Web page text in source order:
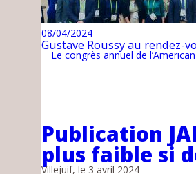
08/04/2024
Gustave Roussy au rendez-
Le congrès annuel de
Publication
plus faible si
Villejuif, le 3 avril 2024